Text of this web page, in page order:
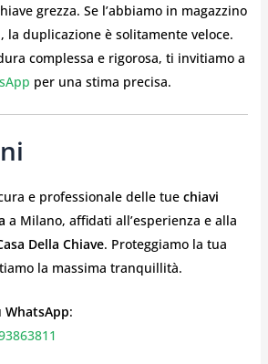
grezza. Se l’abbiamo in magazzino
la duplicazione è solitamente veloce.
complessa e rigorosa, ti invitiamo a
per una stima precisa.
e professionale delle tue chiavi
a Milano, affidati all’esperienza e alla
Della Chiave. Proteggiamo la tua
la massima tranquillità.
WhatsApp: